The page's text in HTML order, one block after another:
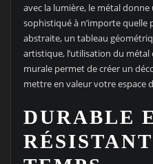
avec la lumière, le métal
sophistiqué à n’importe quelle
abstraite, un tableau
artistique, l’utilisation du
murale permet de créer un
mettre en valeur votre espace
DURABLE